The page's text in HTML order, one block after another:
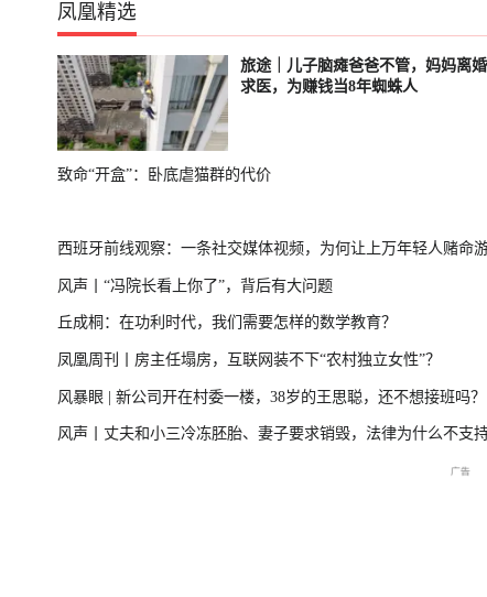
凤凰精选
旅途｜儿子脑瘫爸爸不管，妈妈离
求医，为赚钱当8年蜘蛛人
致命“开盒”：卧底虐猫群的代价
西班牙前线观察：一条社交媒体视频，为何让上万年轻人赌命
洲？
风声丨“冯院长看上你了”，背后有大问题
丘成桐：在功利时代，我们需要怎样的数学教育？
凤凰周刊丨房主任塌房，互联网装不下“农村独立女性”？
风暴眼 | 新公司开在村委一楼，38岁的王思聪，还不想接班吗？
风声丨丈夫和小三冷冻胚胎、妻子要求销毁，法律为什么不支持
轮播中
经济运行情况
已结束
最新进展